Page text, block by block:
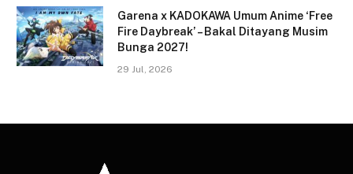
Garena x KADOKAWA Umum Anime ‘Free
Fire Daybreak’ – Bakal Ditayang Musim
Bunga 2027!
29 Jul, 2026